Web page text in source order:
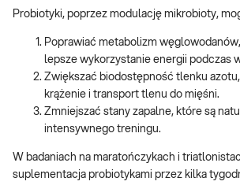
Probiotyki, poprzez modulację mikrobioty,
Poprawiać metabolizm
lepsze wykorzystanie energii podczas
Zwiększać biodostępność tlenku
krążenie i transport tlenu do mięśni.
Zmniejszać stany zapalne, które są
intensywnego treningu.
W badaniach na maratończykach i
suplementacja probiotykami przez kilka